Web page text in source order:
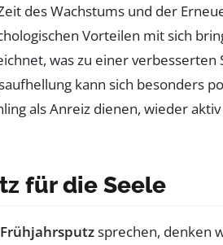
des Wachstums und der
Vorteilen mit sich
was zu einer
kann sich besonders
als Anreiz dienen, wieder
für die Seele
Frühjahrsputzsprechen, denken